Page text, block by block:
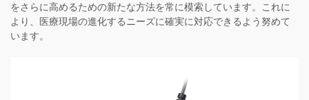
をさらに高めるための新たな方法を常に模索しています。これに
より、医療現場の進化するニーズに確実に対応できるよう努めて
います。